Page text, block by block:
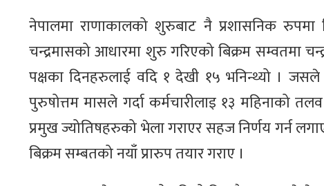
नेपालमा राणाकालको शुरुबाट नै प्रशासनिक
चन्द्रमासको आधारमा शुरु गरिएको बिक्रम सम्वतमा
पक्षका दिनहरुलाई वदि १ देखी १५ भनिन्थ्यो ।
पुरुषोत्तम मासले गर्दा कर्मचारीलाइ १३ महिनाको
प्रमुख ज्योतिषहरुको भेला गराएर सहज निर्णय गर्न
बिक्रम सम्बतको नयाँ प्रारुप तयार गराए ।